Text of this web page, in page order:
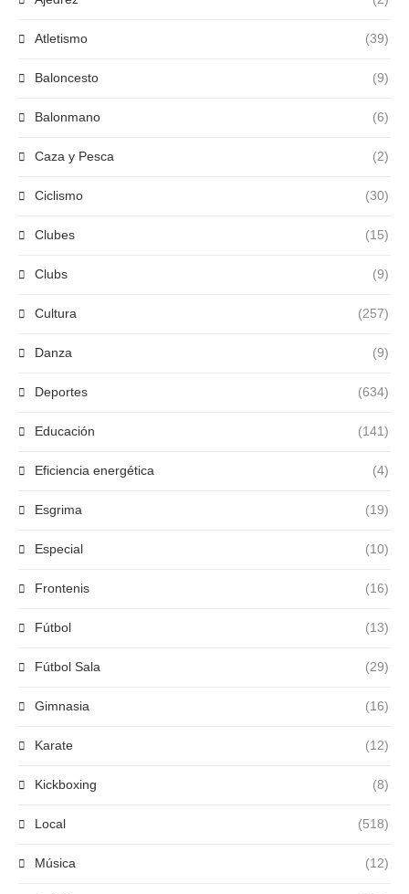
Atletismo (39)
Baloncesto (9)
Balonmano (6)
Caza y Pesca (2)
Ciclismo (30)
Clubes (15)
Clubs (9)
Cultura (257)
Danza (9)
Deportes (634)
Educación (141)
Eficiencia energética (4)
Esgrima (19)
Especial (10)
Frontenis (16)
Fútbol (13)
Fútbol Sala (29)
Gimnasia (16)
Karate (12)
Kickboxing (8)
Local (518)
Música (12)